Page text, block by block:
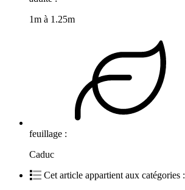
1m à 1.25m
feuillage :
Caduc
Cet article appartient aux catégories :